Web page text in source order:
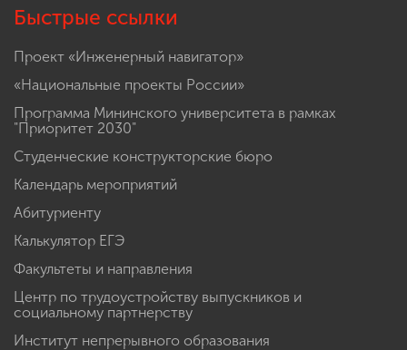
Быстрые ссылки
Проект «Инженерный навигатор»
«Национальные проекты России»
Программа Мининского университета в рамках
"Приоритет 2030"
Студенческие конструкторские бюро
Календарь мероприятий
Абитуриенту
Калькулятор ЕГЭ
Факультеты и направления
Центр по трудоустройству выпускников и
социальному партнерству
Институт непрерывного образования